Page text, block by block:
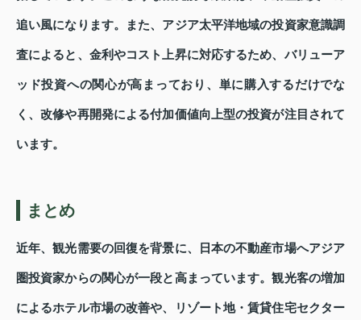
追い風になります。また、アジア太平洋地域の投資家意識調
査によると、金利やコスト上昇に対応するため、バリューア
ッド投資への関心が高まっており、単に購入するだけでな
く、改修や再開発による付加価値向上型の投資が注目されて
います。
まとめ
近年、観光需要の回復を背景に、日本の不動産市場へアジア
圏投資家からの関心が一段と高まっています。観光客の増加
によるホテル市場の改善や、リゾート地・賃貸住宅セクター